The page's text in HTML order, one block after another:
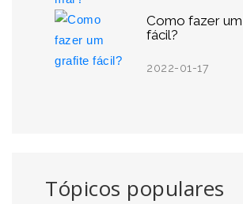
Como fazer
fácil?
2022-01-17
Tópicos populares